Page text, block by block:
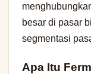
besar di pasar
segmentasi
Apa Itu